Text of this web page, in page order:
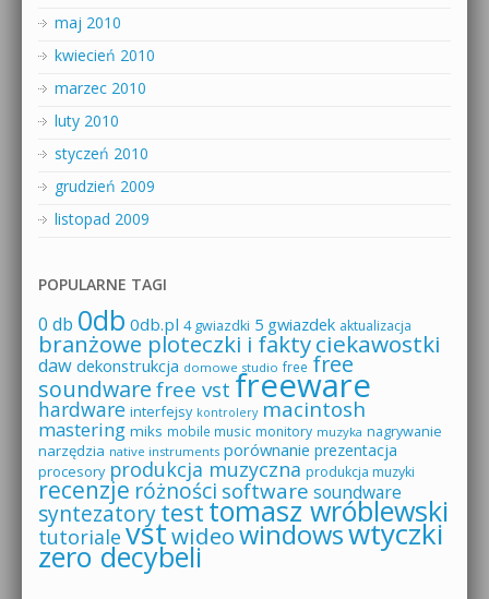
maj 2010
kwiecień 2010
marzec 2010
luty 2010
styczeń 2010
grudzień 2009
listopad 2009
POPULARNE TAGI
0 db 0db 0db.pl 4 gwiazdki 5 gwiazdek aktualizacja
branżowe ploteczki i faktyciekawostki
daw dekonstrukcja domowe studio free free
soundware free vst freeware
hardware interfejsy kontrolery macintosh
mastering miks mobile music monitory muzyka nagrywanie
narzędzia native instruments porównanie prezentacja
procesory produkcja muzyczna produkcja muzyki
recenzje różności software soundware
syntezatorytesttomasz wróblewski
tutoriale vstwideowindowswtyczki
zero decybeli